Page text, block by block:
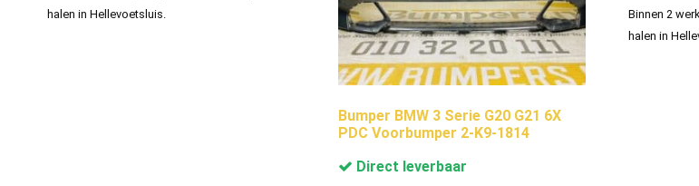
halen in Hellevoetsluis.
Bumper BMW 3 Serie G20 G21 6X
PDC Voorbumper 2-K9-1814
Direct leverbaar
Binnen 2
halen in